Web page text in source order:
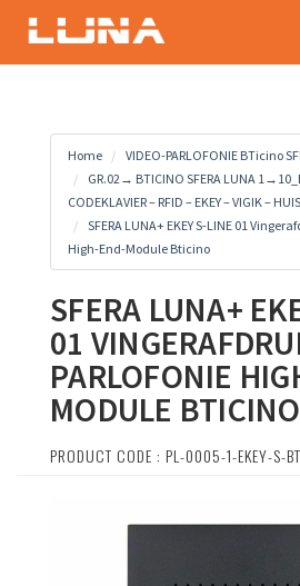
Home
VIDEO-PARLOFONIE BTicino
GR.02→ BTICINO SFERA LUNA
CODEKLAVIER – RFID – EKEY – VIGIK –
SFERA LUNA+ EKEY S-LINE 01
High-End-Module Bticino
SFERA LUNA+
01
PARLOFONIE
MODULE BTICINO
PRODUCT CODE : PL-0005-1-EKEY-S-BT